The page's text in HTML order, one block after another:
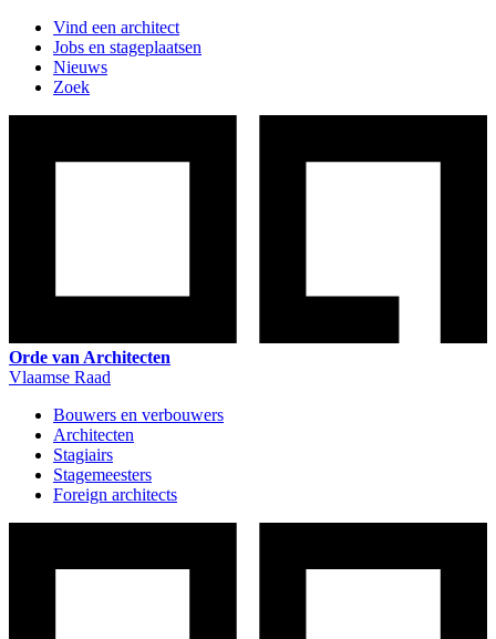
Vind een architect
Jobs en stageplaatsen
Nieuws
Zoek
Orde van Architecten
Vlaamse Raad
Bouwers en verbouwers
Architecten
Stagiairs
Stagemeesters
Foreign architects